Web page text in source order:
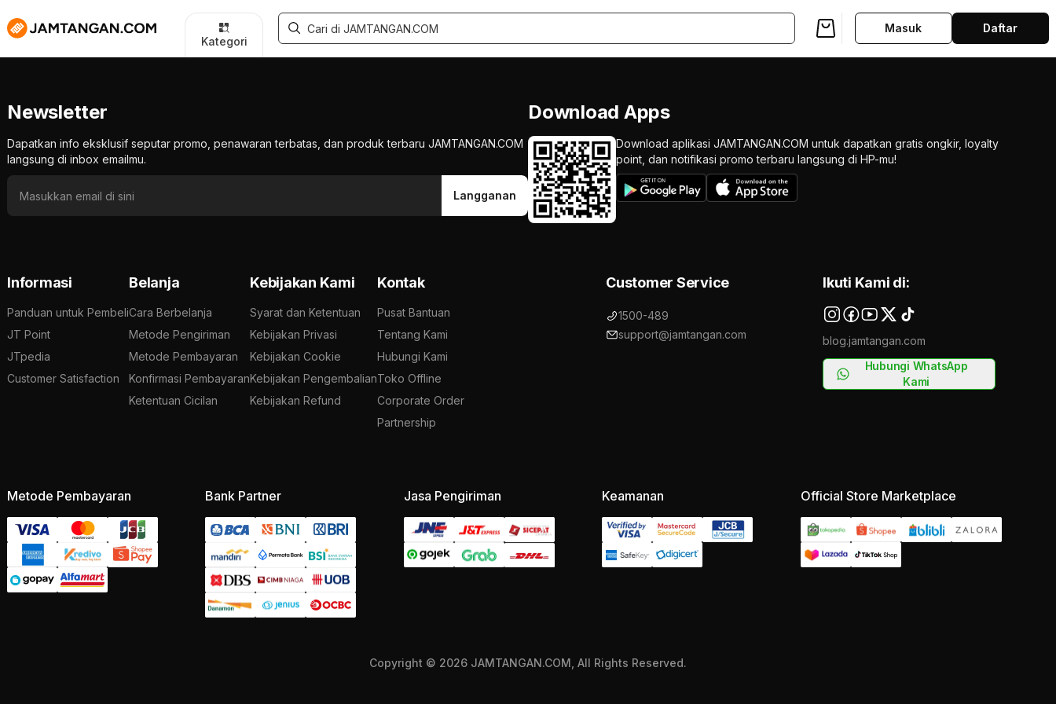
Newsletter
Dapatkan info eksklusif seputar promo, penawaran terbatas, dan produk terbaru JAMTANGAN.COM
langsung di inbox emailmu.
Langganan
Download Apps
Download aplikasi JAMTANGAN.COM untuk dapatkan gratis ongkir, loyalty
point, dan notifikasi promo terbaru langsung di HP-mu!
Informasi
Panduan untuk Pembeli
JT Point
JTpedia
Customer Satisfaction
Belanja
Cara Berbelanja
Metode Pengiriman
Metode Pembayaran
Konfirmasi Pembayaran
Ketentuan Cicilan
Kebijakan Kami
Syarat dan Ketentuan
Kebijakan Privasi
Kebijakan Cookie
Kebijakan Pengembalian
Kebijakan Refund
Kontak
Pusat Bantuan
Tentang Kami
Hubungi Kami
Toko Offline
Corporate Order
Partnership
Customer Service
1500-489
support@jamtangan.com
Ikuti Kami di:
blog.jamtangan.com
Hubungi WhatsApp
Kami
Metode Pembayaran Bank Partner Jasa Pengiriman Keamanan Official Store Marketplace
Copyright © 2026 JAMTANGAN.COM, All Rights Reserved.
Kategori
Masuk Daftar